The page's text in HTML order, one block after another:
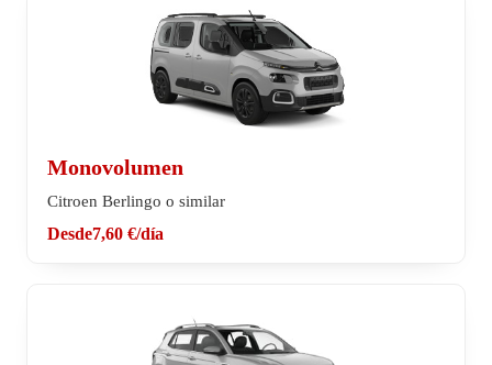
Monovolumen
Citroen Berlingo o similar
Desde7,60 €/día